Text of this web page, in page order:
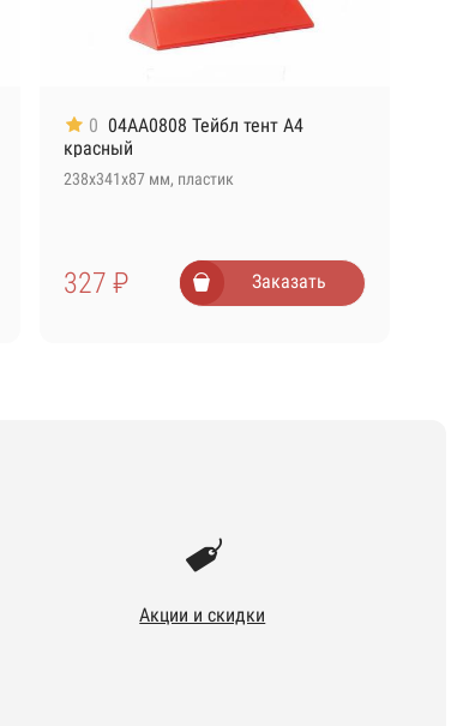
0 04AA0808 Тейбл тент А4
красный
238х341х87 мм, пластик
327 ₽ Заказать
Акции и скидки